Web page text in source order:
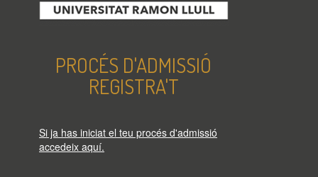
PROCÉS D'ADMISSIÓ
REGISTRA'T
Si ja has iniciat el teu procés d'admissió
accedeix aquí.